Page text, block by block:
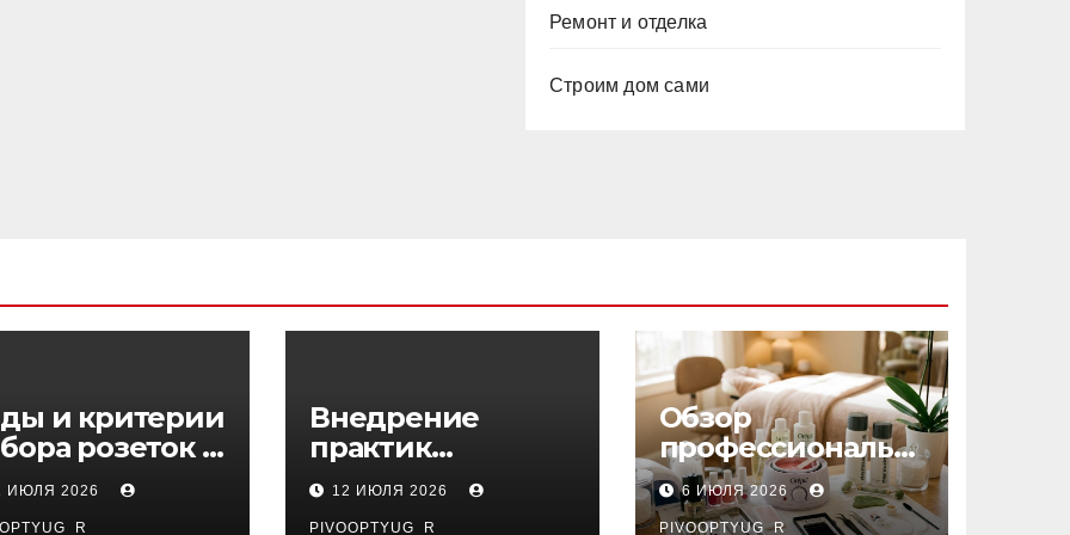
Ремонт и отделка
Строим дом сами
и критерии
розеток и
ИЮЛЯ 2026
Внедрение
практик
управляемого
DevOps в
12 ИЮЛЯ 2026
PIVOOPTYUG_R
Обзор
профессиональн
ых материалов и
инструментов
6 ИЮЛЯ 2026
PIVOOPTYUG_R